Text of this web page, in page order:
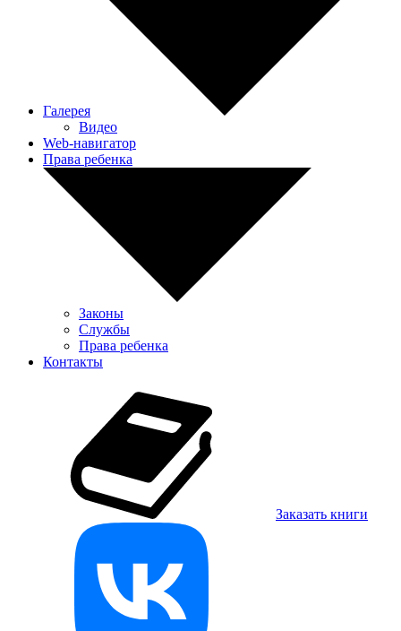
Галерея
Видео
Web-навигатор
Права ребенка
Законы
Службы
Права ребенка
Контакты
Заказать книги